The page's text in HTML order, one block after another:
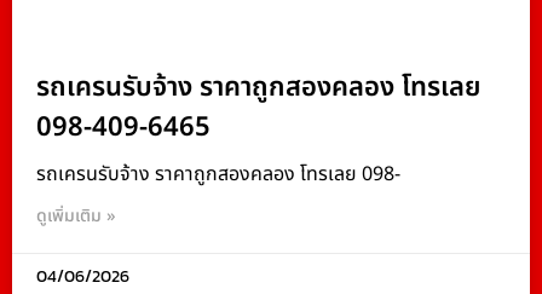
รถเครนรับจ้าง ราคาถูกสองคลอง โทรเลย
098-409-6465
รถเครนรับจ้าง ราคาถูกสองคลอง โทรเลย 098-
ดูเพิ่มเติม »
04/06/2026